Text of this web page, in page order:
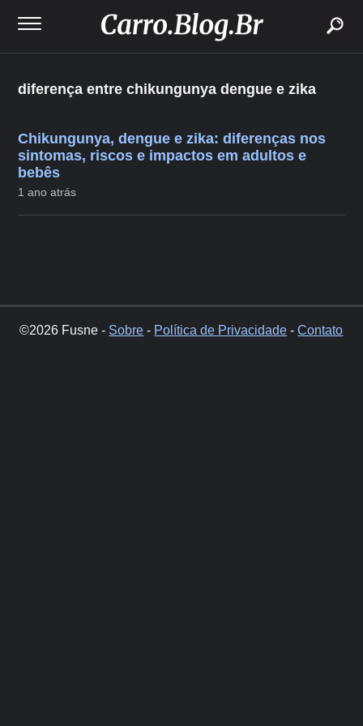
diferença entre chikungunya dengue e zika
Chikungunya, dengue e zika: diferenças nos
sintomas, riscos e impactos em adultos e
bebês
1 ano atrás
©2026 Fusne - Sobre - Política de Privacidade -Contato